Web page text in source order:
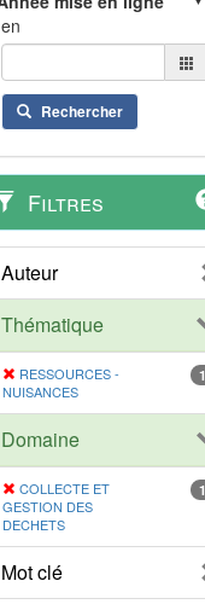
en
Rechercher
Filtres
Auteur
Thématique
RESSOURCES -
NUISANCES
1
Domaine
COLLECTE ET
GESTION DES
DECHETS
1
Mot clé